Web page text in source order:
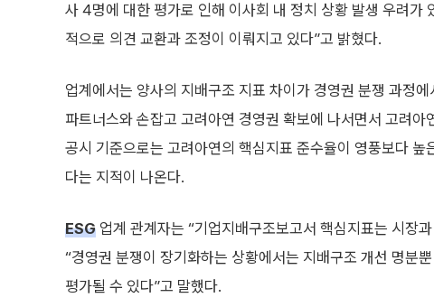
사 4명에 대한 평가로 인해 이사회 내 정치 상황 발생 우려가
적으로 의견 교환과 조정이 이뤄지고 있다”고 밝혔다.
업계에서는 양사의 지배구조 지표 차이가 경영권 분쟁 과정
파트너스와 손잡고 고려아연 경영권 확보에 나서면서 고려
공시 기준으로는 고려아연의 핵심지표 준수율이 영풍보다
다는 지적이 나온다.
ESG 업계 관계자는 “기업지배구조보고서 핵심지표는 시장
“경영권 분쟁이 장기화하는 상황에서는 지배구조 개선 명분
평가될 수 있다”고 말했다.